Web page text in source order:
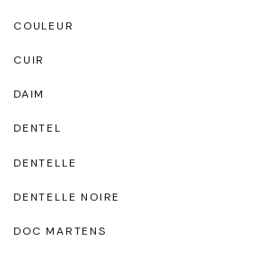
COULEUR
CUIR
DAIM
DENTEL
DENTELLE
DENTELLE NOIRE
DOC MARTENS